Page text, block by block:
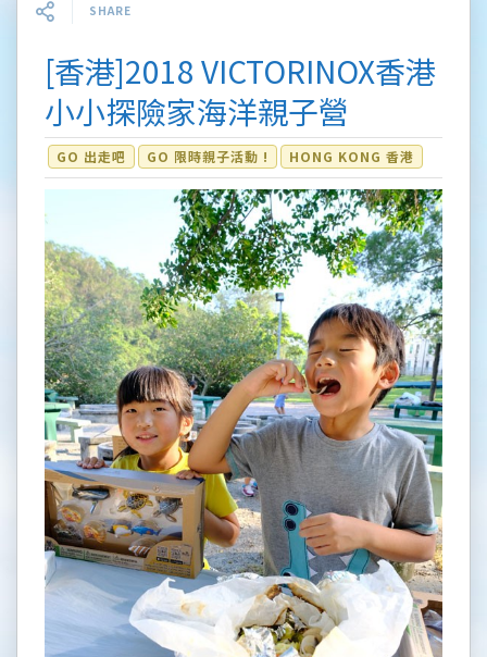
SHARE
[香港]2018 VICTORINOX香港
小小探險家海洋親子營
GO 出走吧 GO 限時親子活動 ! HONG KONG 香港